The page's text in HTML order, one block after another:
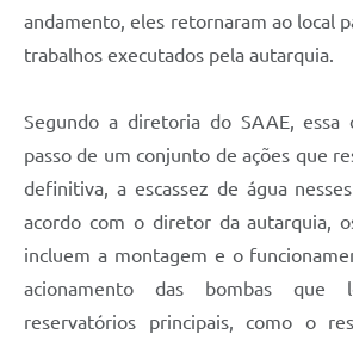
andamento, eles retornaram ao local
trabalhos executados pela autarquia.
Segundo a diretoria do SAAE,
passo de um conjunto de ações que
definitiva, a escassez de água
acordo com o diretor da autarquia,
incluem a montagem e o
acionamento das bombas que
reservatórios principais, como o